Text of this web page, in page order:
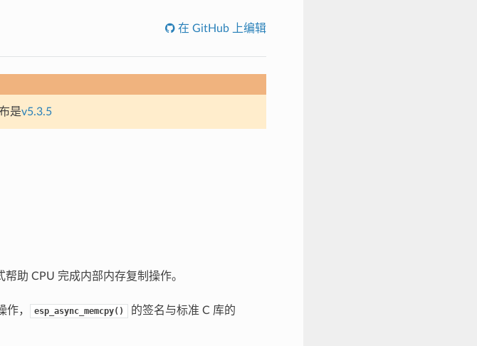
在 GitHub 上编辑
是v5.3.5
助 CPU 完成内部内存复制操作。
， esp_async_memcpy() 的签名与标准 C 库的